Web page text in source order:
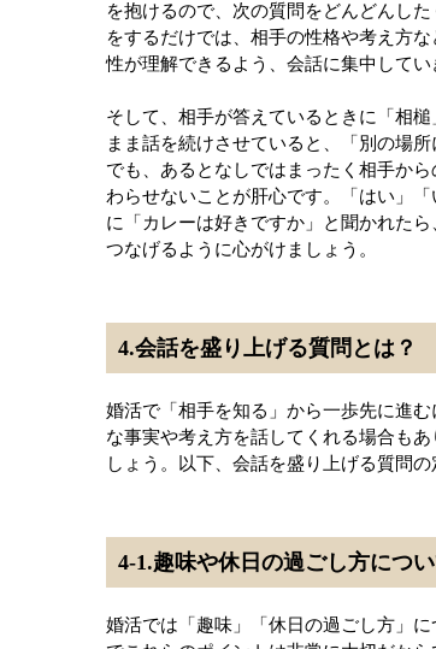
を抱けるので、次の質問をどんどんし
をするだけでは、相手の性格や考え方
性が理解できるよう、会話に集中してい
そして、相手が答えているときに「相
まま話を続けさせていると、「別の場
でも、あるとなしではまったく相手か
わらせないことが肝心です。「はい」
に「カレーは好きですか」と聞かれた
つなげるように心がけましょう。
4.会話を盛り上げる質問とは？
婚活で「相手を知る」から一歩先に進
な事実や考え方を話してくれる場合も
しょう。以下、会話を盛り上げる質問の
4-1.趣味や休日の過ごし方につ
婚活では「趣味」「休日の過ごし方」